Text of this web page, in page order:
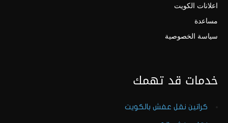
اعلانات الكويت
مساعدة
سياسة الخصوصية
خدمات قد تهمك
كراتين نقل عفش بالكويت